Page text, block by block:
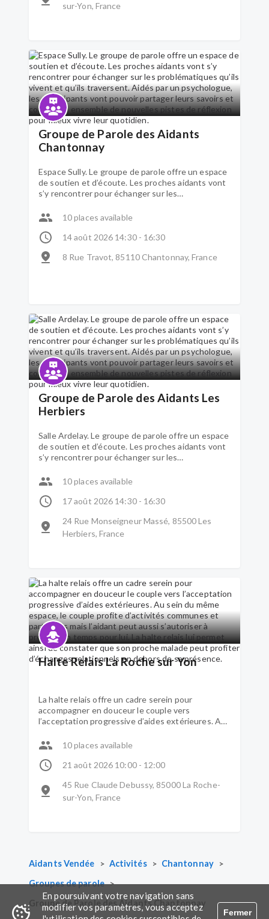
En poursuivant votre navigation sans
modifier vos paramètres, vous acceptez
Fermer
sur-Yon, France
Groupe de Parole des Aidants
Chantonnay
Espace Sully. Le groupe de parole offre un espace
de soutien et d’écoute. Les proches aidants vont
s’y rencontrer pour échanger sur les
Aidés par un psychologue, les participants vont
ensemble de nouvelles pistes de réflexion pour
10 places available
14 août 2026 14:30 - 16:30
8 Rue Travot, 85110 Chantonnay, France
Groupe de Parole des Aidants Les
Herbiers
Salle Ardelay. Le groupe de parole offre un espace
de soutien et d’écoute. Les proches aidants vont
s’y rencontrer pour échanger sur les
Aidés par un psychologue, les participants vont
ensemble de nouvelles pistes de réflexion pour
10 places available
17 août 2026 14:30 - 16:30
24 Rue Monseigneur Massé, 85500 Les
Herbiers, France
Halte Relais La Roche sur Yon
La halte relais offre un cadre serein pour
accompagner en douceur le couple vers
l’acceptation progressive d’aides extérieures. Au
communes et partagées mais l’aidant peut aussi
relais lui permet ainsi de constater que son
relationnels en dehors de sa présence.
10 places available
21 août 2026 10:00 - 12:00
45 Rue Claude Debussy, 85000 La Roche-
sur-Yon, France
Aidants Vendée > Activités > Chantonnay >
Groupes de parole >
Groupe de Parole des Aidants Chantonnay